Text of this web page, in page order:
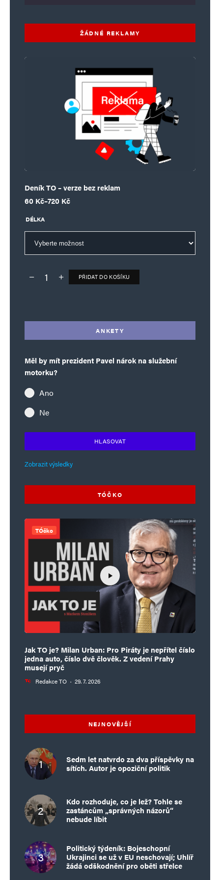
ŽÁDNÉ REKLAMY
Deník TO – verze bez reklam
60 Kč–720 Kč
Rozpětí cen: 60 Kč až 720 Kč
DÉLKA
Deník TO – verze bez reklam množství
PŘIDAT DO KOŠÍKU
ANKETY
Měl by mít prezident Pavel nárok na služební
motorku?
Ano
Ne
HLASOVAT
Zobrazit výsledky
TÓČKO
TÓčko
Jak TO je? Milan Urban: Pro Piráty je nepřítel číslo
jedna auto, číslo dvě člověk. Z vedení Prahy
musejí pryč
Redakce TO · 29. 7. 2026
NEJNOVĚJŠÍ
Sedm let natvrdo za dva příspěvky na
sítích. Autor je opoziční politik
Kdo rozhoduje, co je lež? Tohle se
zastáncům „správných názorů“
nebude líbit
Politický týdeník: Bojeschopní
Ukrajinci se už v EU neschovají; Uhlíř
žádá odškodnění pro oběti střelce